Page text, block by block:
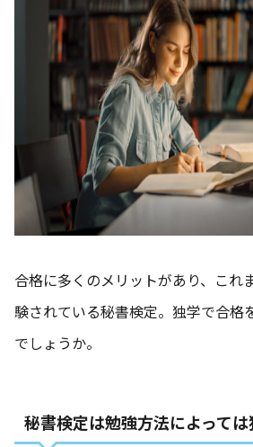
合格に多くのメリットがあり、これ
験されている秘書検定。独学で合格
でしょうか。
秘書検定は勉強方法によって